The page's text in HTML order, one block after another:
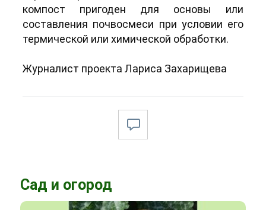
компост пригоден для основы или
составления почвосмеси при условии его
термической или химической обработки.
Журналист проекта Лариса Захарищева
Сад и огород